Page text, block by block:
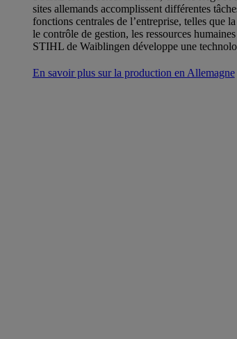
sites allemands accomplissent différentes
fonctions centrales de l’entreprise, telles que
le contrôle de gestion, les ressources
STIHL de Waiblingen développe une
En savoir plus sur la production en Allemagne